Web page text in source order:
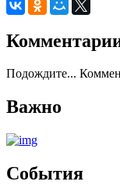
Подождите...
Важно
События